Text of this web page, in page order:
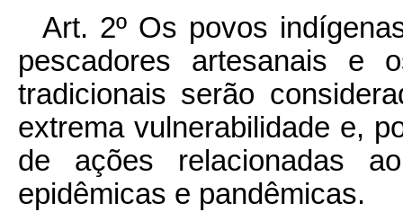
Art. 2º Os povos
pescadores artesanais e
tradicionais serão
extrema vulnerabilidade e,
de ações relacionadas
epidêmicas e pandêmicas.